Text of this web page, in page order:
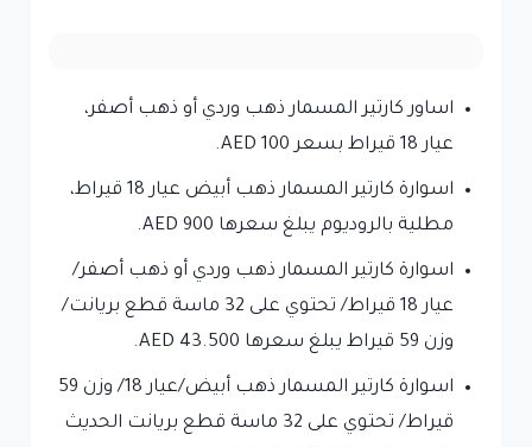
اساور كارتير المسمار ذهب وردي أو ذهب أصفر،
عيار 18 قيراط بسعر 100 AED.
اسوارة كارتير المسمار ذهب أبيض عيار 18 قيراط،
مطلية بالروديوم يبلغ سعرها 900 AED.
اسوارة كارتير المسمار ذهب وردي أو ذهب أصفر/
عيار 18 قيراط/ تحتوي على 32 ماسة قطع بريانت/
وزن 59 قيراط يبلغ سعرها 43.500 AED.
اسوارة كارتير المسمار ذهب أبيض/عيار 18/ وزن 59
قيراط/ تحتوي على 32 ماسة قطع بريانت الحديث